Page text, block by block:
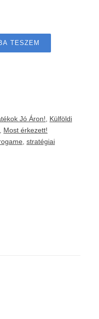
TESZEM
Jó Áron!
Külföldi
Most érkezett!
stratégiai